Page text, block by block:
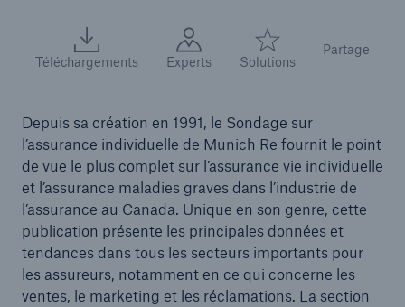
Téléchargements Experts Solutions
Partage
Depuis sa création en 1991, le Sondage sur
l’assurance individuelle de Munich Re fournit le point
de vue le plus complet sur l’assurance vie individuelle
et l’assurance maladies graves dans l’industrie de
l’assurance au Canada. Unique en son genre, cette
publication présente les principales données et
tendances dans tous les secteurs importants pour
les assureurs, notamment en ce qui concerne les
ventes, le marketing et les réclamations. La section